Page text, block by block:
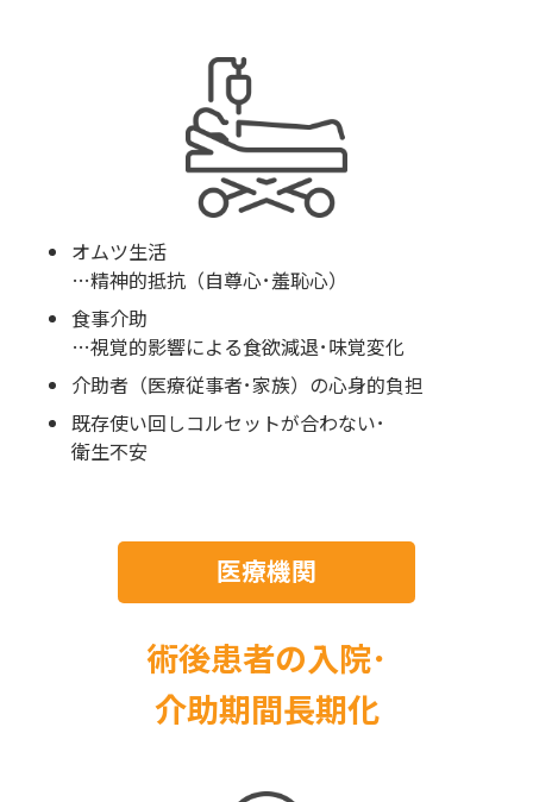
オムツ生活
…精神的抵抗（自尊心･羞恥心）
食事介助
…視覚的影響による食欲減退･味覚変化
介助者（医療従事者･家族）の心身的負担
既存使い回しコルセットが合わない･
衛生不安
医療機関
術後患者の入院･
介助期間長期化